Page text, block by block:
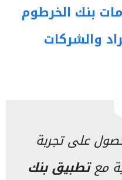
بنك الخرطوم
والشركات
على تجربة
معتطبيق بنك